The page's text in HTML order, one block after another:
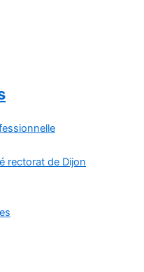
rectorat de Dijon